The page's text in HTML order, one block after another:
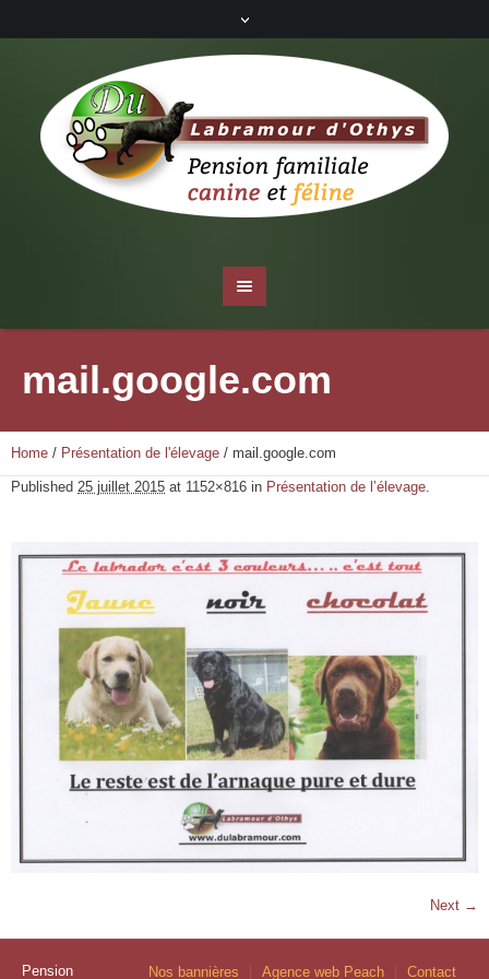
mail.google.com
Home / Présentation de l'élevage / mail.google.com
Published 25 juillet 2015 at 1152×816 in Présentation de l’élevage.
Next →
Nos bannières Agence web Peach Contact
Pension